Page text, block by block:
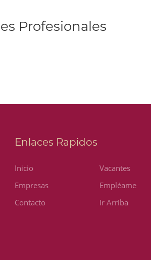
Profesionales
Enlaces Rapidos
Inicio
Vacantes
Empresas
Empléame
Contacto
Ir Arriba